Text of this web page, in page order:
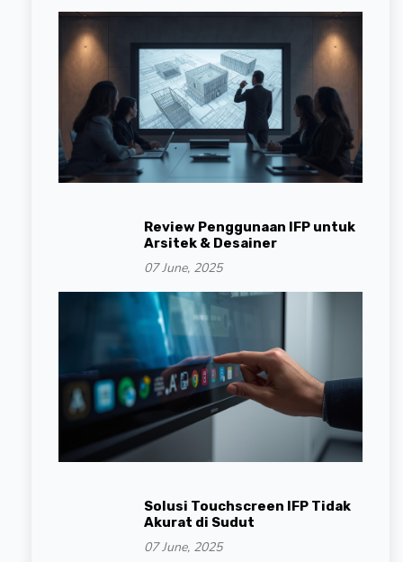
Review Penggunaan IFP untuk
Arsitek & Desainer
07 June, 2025
Solusi Touchscreen IFP Tidak
Akurat di Sudut
07 June, 2025